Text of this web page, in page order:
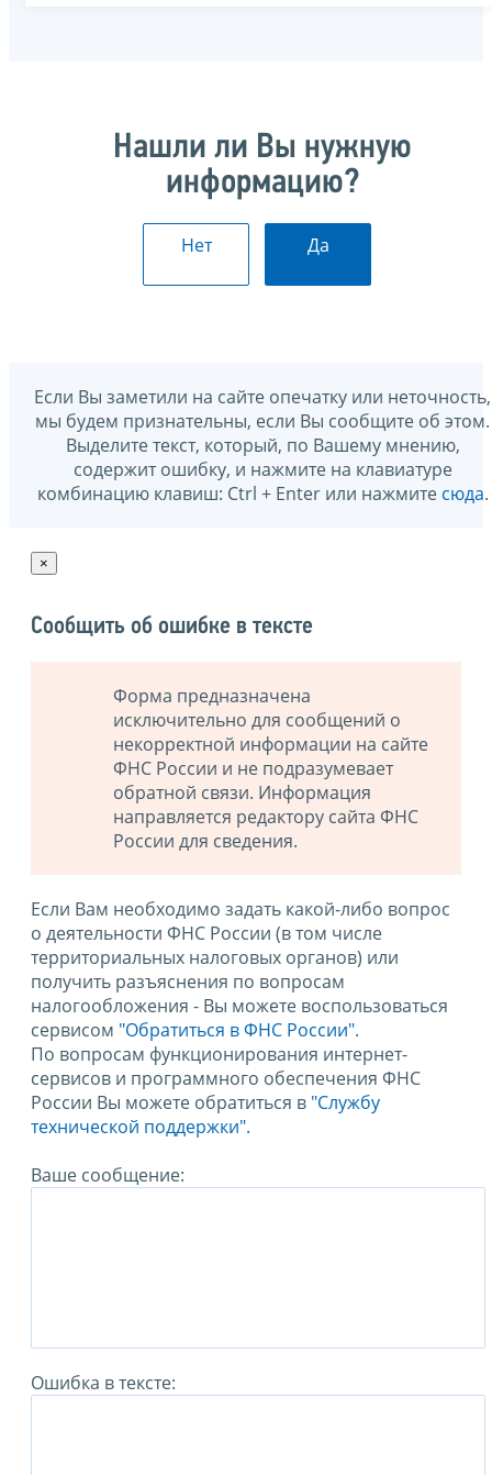
Нашли ли Вы нужную
информацию?
Нет Да
Если Вы заметили на сайте опечатку или неточность,
мы будем признательны, если Вы сообщите об этом.
Выделите текст, который, по Вашему мнению,
содержит ошибку, и нажмите на клавиатуре
комбинацию клавиш: Ctrl + Enter или нажмите сюда.
×
Сообщить об ошибке в тексте
Форма предназначена
исключительно для сообщений о
некорректной информации на сайте
ФНС России и не подразумевает
обратной связи. Информация
направляется редактору сайта ФНС
России для сведения.
Если Вам необходимо задать какой-либо вопрос
о деятельности ФНС России (в том числе
территориальных налоговых органов) или
получить разъяснения по вопросам
налогообложения - Вы можете воспользоваться
сервисом "Обратиться в ФНС России".
По вопросам функционирования интернет-
сервисов и программного обеспечения ФНС
России Вы можете обратиться в "Службу
технической поддержки".
Ваше сообщение:
Ошибка в тексте: